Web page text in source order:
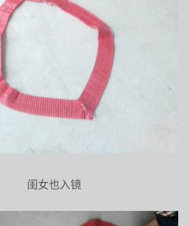
闺女也入镜